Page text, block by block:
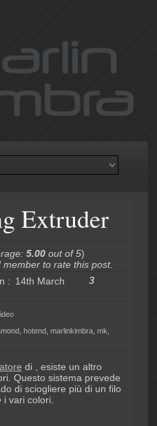
Extruder
5.00out of 5)
to rate this post.
: 14th March
3
,hotend ,marlinkimbra ,mk
di , esiste un altro
Questo sistema prevede
di sciogliere più di un filo
i vari colori.